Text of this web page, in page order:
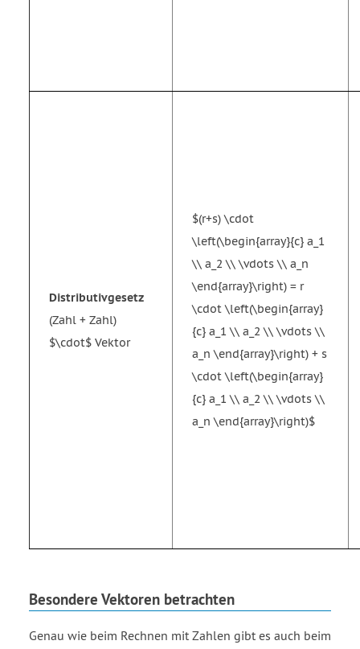
Distributivgesetz
(Zahl + Zahl)
$\cdot$ Vektor
$(r+s) \cdot
\left(\begin{array}{c} a_1
\\ a_2 \\ \vdots \\ a_n
\end{array}\right) = r
\cdot \left(\begin{array}
{c} a_1 \\ a_2 \\ \vdots \\
a_n \end{array}\right) + s
\cdot \left(\begin{array}
{c} a_1 \\ a_2 \\ \vdots \\
a_n \end{array}\right)$
Besondere Vektoren betrachten
Genau wie beim Rechnen mit Zahlen gibt es auch beim